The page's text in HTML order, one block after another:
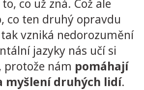
co už zná. Což ale
co ten druhý opravdu
vzniká nedorozumění
jazyky nás učí si
protože nám pomáhají
myšlení druhých lidí.